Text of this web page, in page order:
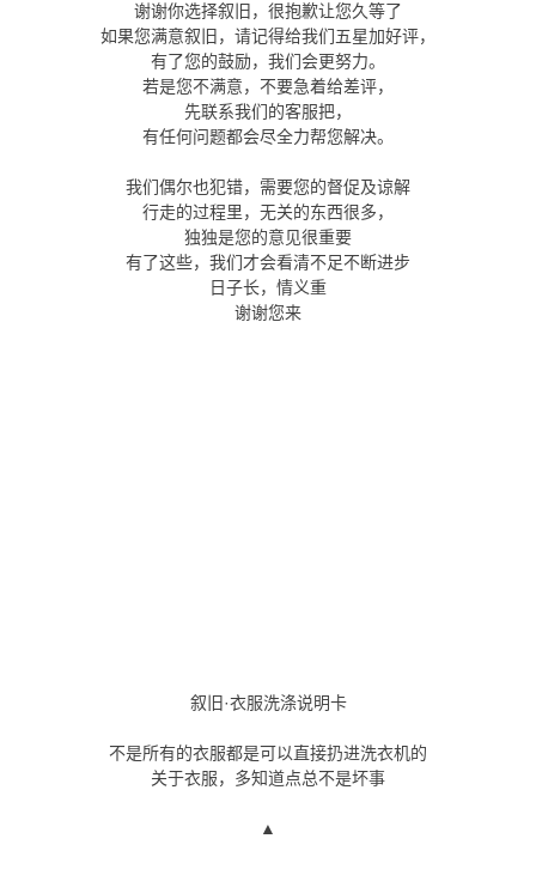
谢谢你选择叙旧，很抱歉让您久等了
如果您满意叙旧，请记得给我们五星加好评，
有了您的鼓励，我们会更努力。
若是您不满意，不要急着给差评，
先联系我们的客服把，
有任何问题都会尽全力帮您解决。
我们偶尔也犯错，需要您的督促及谅解
行走的过程里，无关的东西很多，
独独是您的意见很重要
有了这些，我们才会看清不足不断进步
日子长，情义重
谢谢您来
叙旧·衣服洗涤说明卡
不是所有的衣服都是可以直接扔进洗衣机的
关于衣服，多知道点总不是坏事
▲